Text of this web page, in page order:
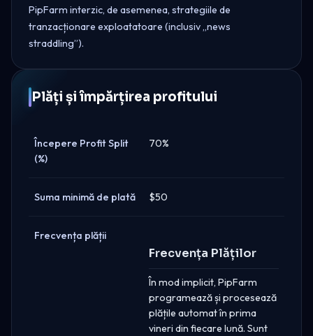
PipFarm interzic, de asemenea, strategiile de
tranzacționare exploatatoare (inclusiv „news
straddling”).
Plăți și împărțirea profitului
Începere Profit Split
(%)
70%
Suma minimă de plată $50
Frecvența plății
Frecvența Plăților
În mod implicit, PipFarm
programează și procesează
plățile automat în prima
vineri din fiecare lună. Sunt